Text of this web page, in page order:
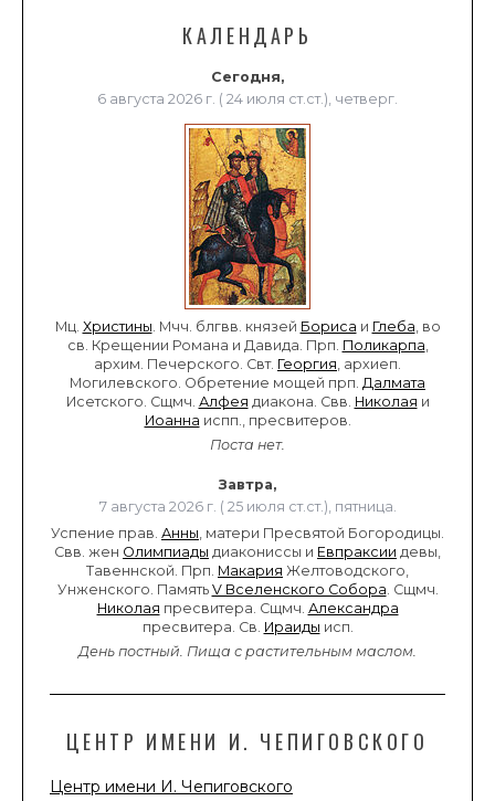
КАЛЕНДАРЬ
Сегодня,
6 августа 2026 г. ( 24 июля ст.ст.), четверг.
Мц. Христины. Мчч. блгвв. князей Бориса и Глеба, во
св. Крещении Романа и Давида. Прп. Поликарпа,
архим. Печерского. Свт. Георгия, архиеп.
Могилевского. Обретение мощей прп. Далмата
Исетского. Сщмч. Алфея диакона. Свв. Николая и
Иоанна испп., пресвитеров.
Поста нет.
Завтра,
7 августа 2026 г. ( 25 июля ст.ст.), пятница.
Успение прав. Анны, матери Пресвятой Богородицы.
Свв. жен Олимпиады диакониссы и Евпраксии девы,
Тавеннской. Прп. Макария Желтоводского,
Унженского. Память V Вселенского Собора. Сщмч.
Николая пресвитера. Сщмч. Александра
пресвитера. Св. Ираиды исп.
День постный. Пища с растительным маслом.
ЦЕНТР ИМЕНИ И. ЧЕПИГОВСКОГО
Центр имени И. Чепиговского